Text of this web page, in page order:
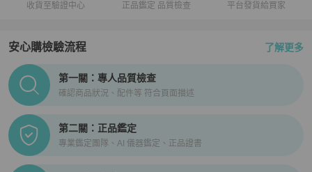
收貨至驗證中心 正品鑑定 品質檢查 平台發貨給買家
安心購檢驗流程 了解更多
PopChill拍拍圈正品驗證、安心購檢驗流程介紹
第一關：專人品質檢查
確認商品狀況、配件等 符合頁面描述
第二關：正品鑑定
專業鑑定團隊、AI 儀器鑑定、正品證書